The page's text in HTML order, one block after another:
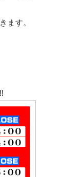
ます。